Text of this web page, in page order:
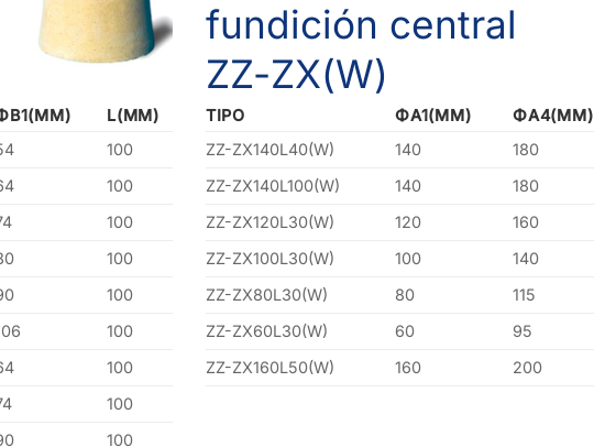
L(MM)
100
100
100
100
100
100
100
100
100
fundición central
ZZ-ZX(W)
TIPO ΦA1(MM) ΦA4(MM)
ZZ-ZX140L40(W)
140 180
ZZ-ZX140L100(W)
140 180
ZZ-ZX120L30(W)
120 160
ZZ-ZX100L30(W)
100 140
ZZ-ZX80L30(W)
80 115
ZZ-ZX60L30(W)
60 95
ZZ-ZX160L50(W)
160 200